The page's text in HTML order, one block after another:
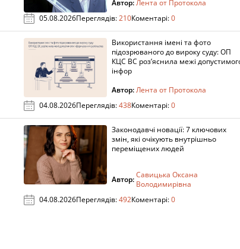
Автор:Лента от Протокола
05.08.2026Переглядів:210Коментарі:0
Використання імені та фото
підозрюваного до вироку суду: ОП
КЦС ВС роз’яснила межі
інфор
Автор:Лента от Протокола
04.08.2026Переглядів:438Коментарі:0
Законодавчі новації: 7 ключових
змін, які очікують внутрішньо
переміщених людей
Автор:Савицька Оксана
Володимирівна
04.08.2026Переглядів:492Коментарі:0